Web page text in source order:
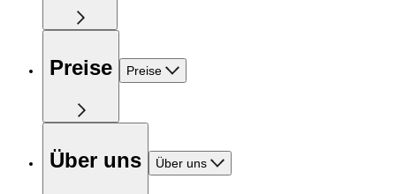
Preise Preise
Über uns Über uns